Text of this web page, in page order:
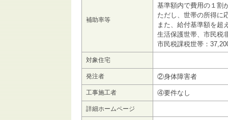
補助率等
基準額内で費用の１割
ただし、世帯の所得に
また、給付基準額を超
生活保護世帯、市民税
市民税課税世帯：
対象住宅
発注者 ②身体障害者
工事施工者 ④要件なし
詳細ホームページ